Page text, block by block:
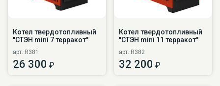
Котел твердотопливный
"СТЭН mini 7 терракот"
арт. R381
26 300 ₽
Котел твердотопливный
"СТЭН mini 11 терракот"
арт. R382
32 200 ₽